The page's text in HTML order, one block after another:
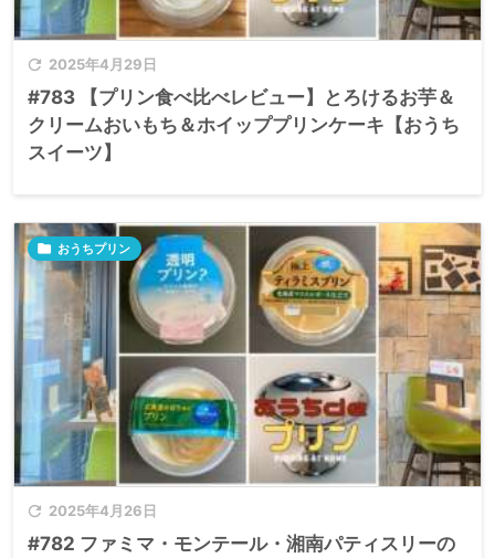
 2025年4月29日
#783 【プリン食べ比べレビュー】とろけるお芋＆
クリームおいもち＆ホイッププリンケーキ【おうち
スイーツ】
 2025年4月26日
 おうちプリン
#782 ファミマ・モンテール・湘南パティスリーの